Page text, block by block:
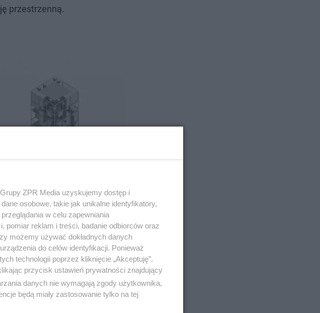
przestrzenną.
ZPR Media uzyskujemy dostęp i
osobowe, takie jak unikalne identyfikatory,
w celu zapewniania
pomiar reklam i treści, badanie odbiorców oraz
możemy używać dokładnych danych
do celów identyfikacji. Ponieważ
technologii poprzez kliknięcie „Akceptuję”.
przycisk ustawień prywatności znajdujący
danych nie wymagają zgody użytkownika,
będą miały zastosowanie tylko na tej